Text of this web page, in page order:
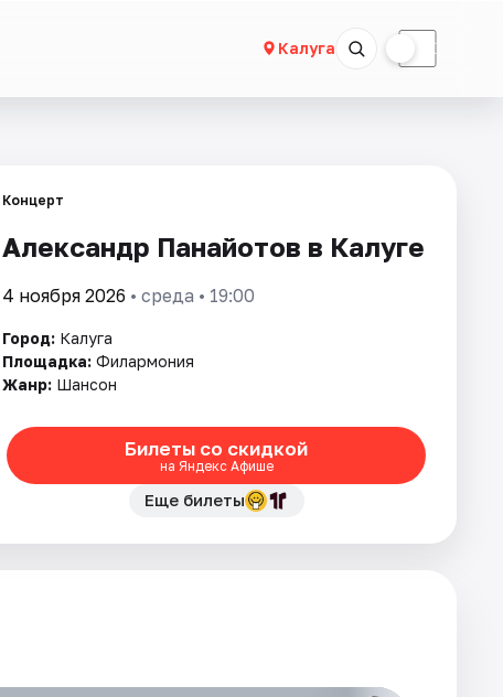
Калуга ☾
Концерт
Александр Панайотов в Калуге
4 ноября 2026 • среда • 19:00
Город: Калуга
Площадка: Филармония
Жанр: Шансон
Билеты со скидкой
на Яндекс Афише
Еще билеты